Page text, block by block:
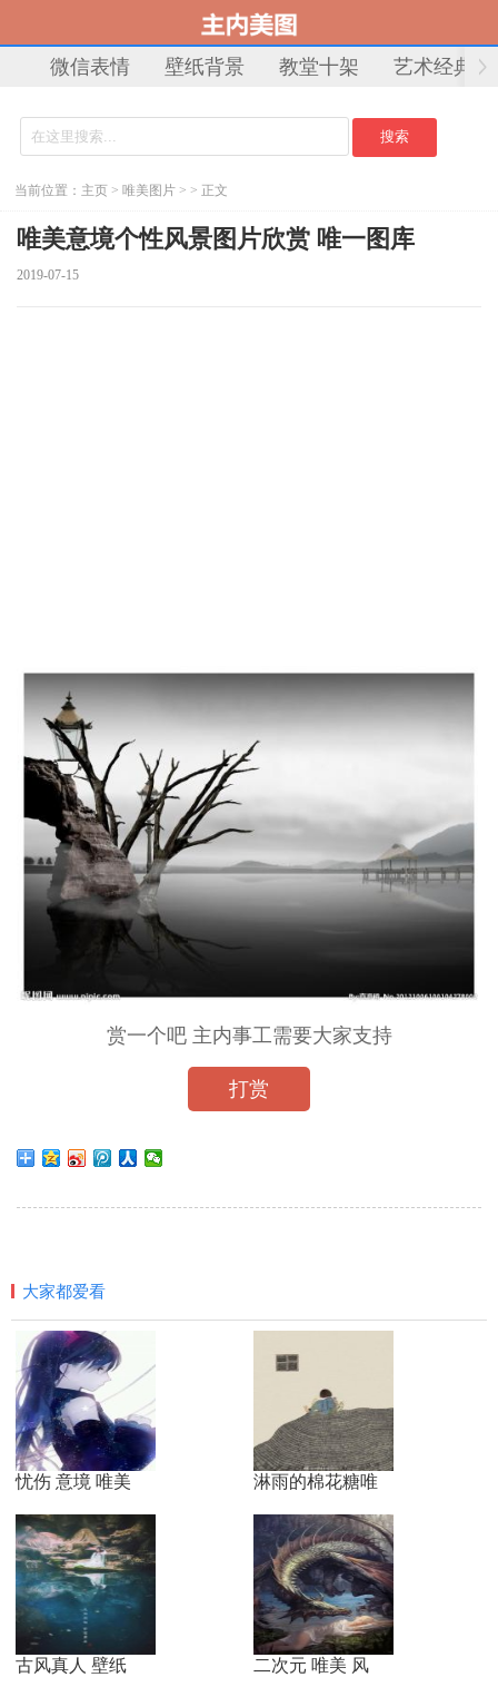
微信表情 壁纸背景 教堂十架 艺术经典
当前位置： 主页 >唯美图片 > > 正文
唯美意境个性风景图片欣赏 唯一图库
2019-07-15
赏一个吧 主内事工需要大家支持
打赏
大家都爱看
忧伤 意境 唯美 淋雨的棉花糖唯
古风真人 壁纸 二次元 唯美 风